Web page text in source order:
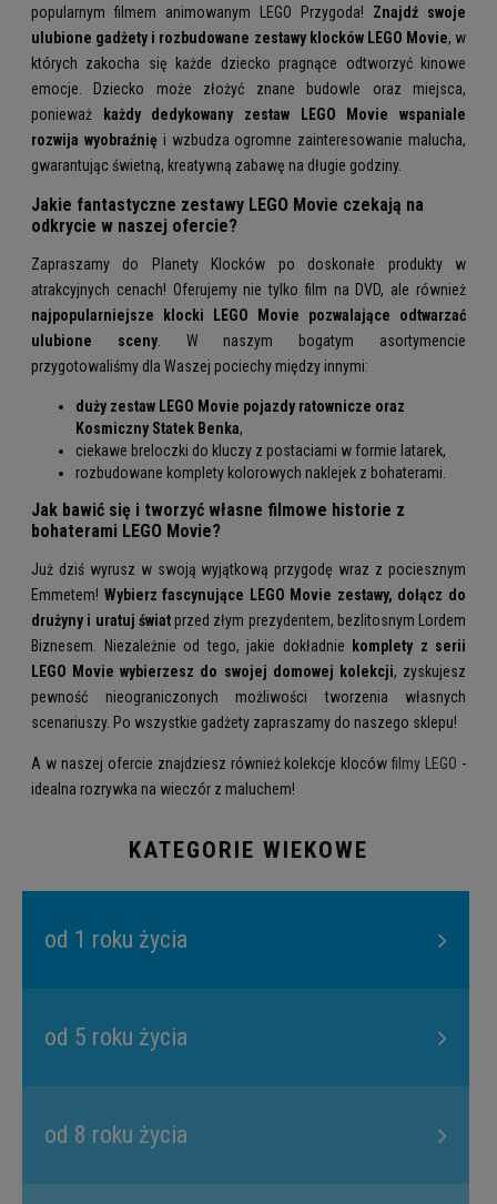
popularnym filmem animowanym LEGO Przygoda! Znajdź swoje
ulubione gadżety i rozbudowane zestawy klocków LEGO Movie, w
których zakocha się każde dziecko pragnące odtworzyć kinowe
emocje. Dziecko może złożyć znane budowle oraz miejsca,
ponieważ każdy dedykowany zestaw LEGO Movie wspaniale
rozwija wyobraźnięi wzbudza ogromne zainteresowanie malucha,
gwarantując świetną, kreatywną zabawę na długie godziny.
Jakie fantastyczne zestawy LEGO Movie czekają na
odkrycie w naszej ofercie?
Zapraszamy do Planety Klocków po doskonałe produkty w
atrakcyjnych cenach! Oferujemy nie tylko film na DVD, ale również
najpopularniejsze klocki LEGO Movie pozwalające odtwarzać
ulubione sceny. W naszym bogatym asortymencie
przygotowaliśmy dla Waszej pociechy między innymi:
duży zestaw LEGO Movie pojazdy ratownicze oraz
Kosmiczny Statek Benka,
ciekawe breloczki do kluczy z postaciami w formie latarek,
rozbudowane komplety kolorowych naklejek z bohaterami.
Jak bawić się i tworzyć własne filmowe historie z
bohaterami LEGO Movie?
Już dziś wyrusz w swoją wyjątkową przygodę wraz z pociesznym
Emmetem! Wybierz fascynujące LEGO Movie zestawy, dołącz do
drużyny i uratuj światprzed złym prezydentem, bezlitosnym Lordem
Biznesem. Niezależnie od tego, jakie dokładnie komplety z serii
LEGO Movie wybierzesz do swojej domowej kolekcji, zyskujesz
pewność nieograniczonych możliwości tworzenia własnych
scenariuszy. Po wszystkie gadżety zapraszamy do naszego sklepu!
A w naszej ofercie znajdziesz również kolekcje klocówfilmy LEGO -
idealna rozrywka na wieczór z maluchem!
KATEGORIE WIEKOWE
od 1 roku życia
od 5 roku życia
od 8 roku życia